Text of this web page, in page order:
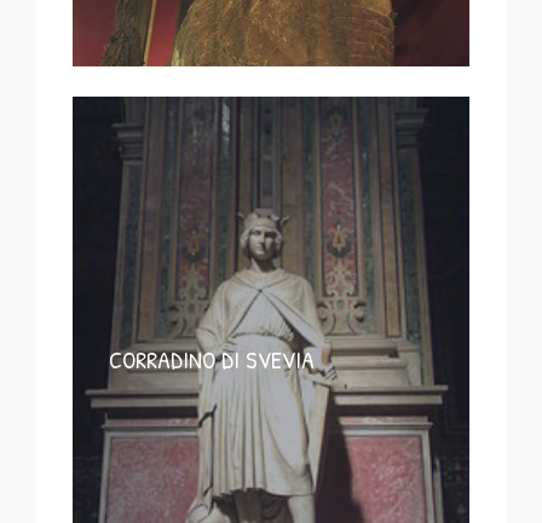
CORRADINO DI SVEVIA